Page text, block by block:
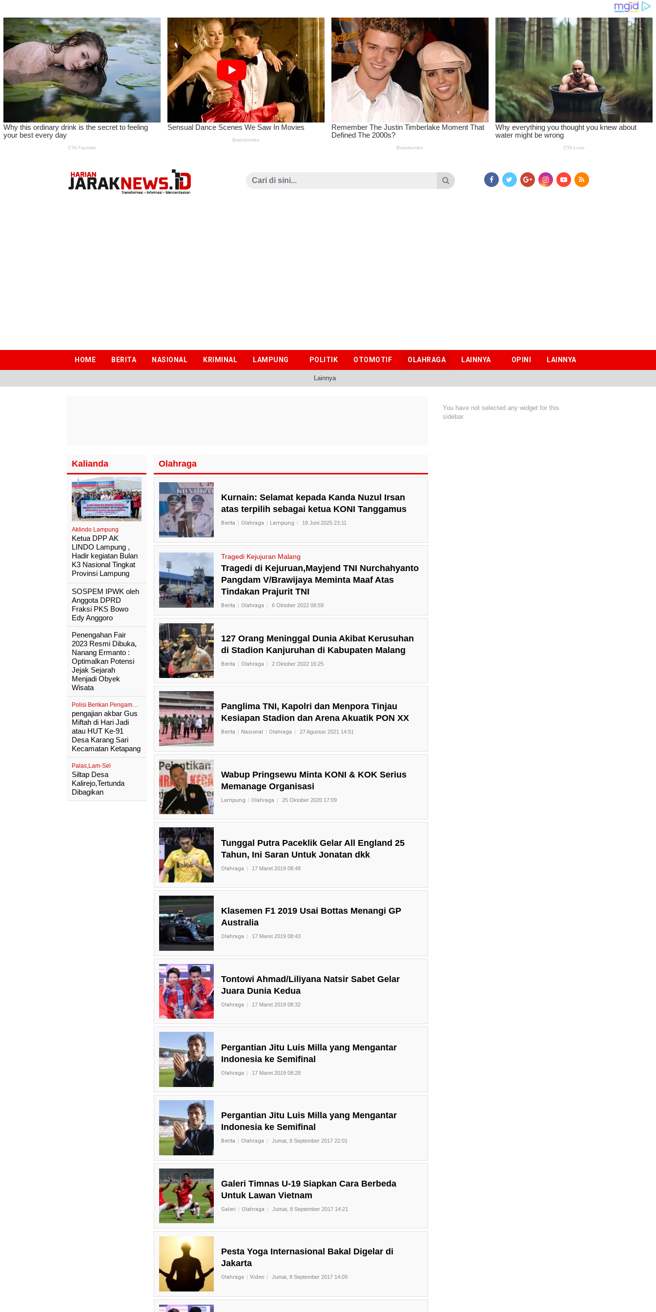
HOME BERITA NASIONAL KRIMINAL LAMPUNG POLITIK OTOMOTIF OLAHRAGA LAINNYA OPINI LAINNYA
Lainnya
Kalianda
Aklindo Lampung
Ketua DPP AK
LINDO Lampung ,
Hadir kegiatan Bulan
K3 Nasional Tingkat
Provinsi Lampung
SOSPEM IPWK oleh
Anggota DPRD
Fraksi PKS Bowo
Edy Anggoro
Penengahan Fair
2023 Resmi Dibuka,
Nanang Ermanto :
Optimalkan Potensi
Jejak Sejarah
Menjadi Obyek
Wisata
pengajian akbar Gus
Miftah di Hari Jadi
atau HUT Ke-91
Desa Karang Sari
Kecamatan Ketapang
Palas,Lam-Sel
Siltap Desa
Kalirejo,Tertunda
Dibagikan
Olahraga
Kurnain: Selamat kepada Kanda Nuzul Irsan
atas terpilih sebagai ketua KONI Tanggamus
Berita Olahraga Lampung 19 Juni 2025 23:11
Tragedi Kejujuran Malang
Tragedi di Kejuruan,Mayjend TNI Nurchahyanto
Pangdam V/Brawijaya Meminta Maaf Atas
Tindakan Prajurit TNI
Berita Olahraga 6 Oktober 2022 08:59
127 Orang Meninggal Dunia Akibat Kerusuhan
di Stadion Kanjuruhan di Kabupaten Malang
Berita Olahraga 2 Oktober 2022 16:25
Panglima TNI, Kapolri dan Menpora Tinjau
Kesiapan Stadion dan Arena Akuatik PON XX
Berita Nasional Olahraga 27 Agustus 2021 14:51
Wabup Pringsewu Minta KONI & KOK Serius
Memanage Organisasi
Lampung Olahraga 25 Oktober 2020 17:09
Tunggal Putra Paceklik Gelar All England 25
Tahun, Ini Saran Untuk Jonatan dkk
Olahraga 17 Maret 2019 08:48
Klasemen F1 2019 Usai Bottas Menangi GP
Australia
Olahraga 17 Maret 2019 08:43
Tontowi Ahmad/Liliyana Natsir Sabet Gelar
Juara Dunia Kedua
Olahraga 17 Maret 2019 08:32
Pergantian Jitu Luis Milla yang Mengantar
Indonesia ke Semifinal
Olahraga 17 Maret 2019 08:28
Pergantian Jitu Luis Milla yang Mengantar
Indonesia ke Semifinal
Berita Olahraga Jumat, 8 September 2017 22:01
Galeri Timnas U-19 Siapkan Cara Berbeda
Untuk Lawan Vietnam
Galeri Olahraga Jumat, 8 September 2017 14:21
Pesta Yoga Internasional Bakal Digelar di
Jakarta
Olahraga Video Jumat, 8 September 2017 14:09
You have not selected any widget for this
sidebar.